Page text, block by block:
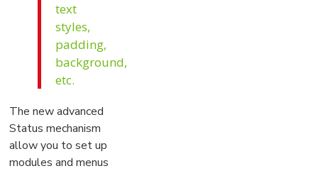
text
styles,
padding,
background,
etc.
The new advanced
Status mechanism
allow you to set up
modules and menus